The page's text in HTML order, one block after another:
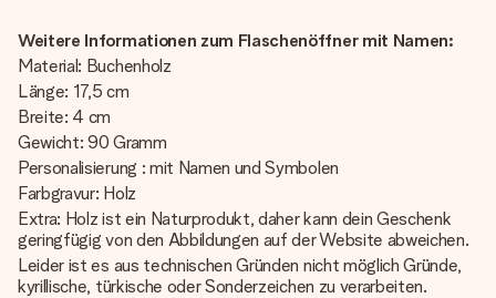
Weitere Informationen zum Flaschenöffner mit Namen:
Material: Buchenholz
Länge: 17,5 cm
Breite: 4 cm
Gewicht: 90 Gramm
Personalisierung : mit Namen und Symbolen
Farbgravur: Holz
Extra: Holz ist ein Naturprodukt, daher kann dein Geschenk
geringfügig von den Abbildungen auf der Website abweichen.
Leider ist es aus technischen Gründen nicht möglich Gründe,
kyrillische, türkische oder Sonderzeichen zu verarbeiten.